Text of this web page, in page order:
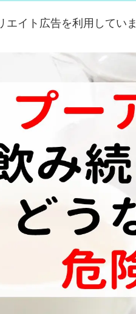
イト広告を利用していま